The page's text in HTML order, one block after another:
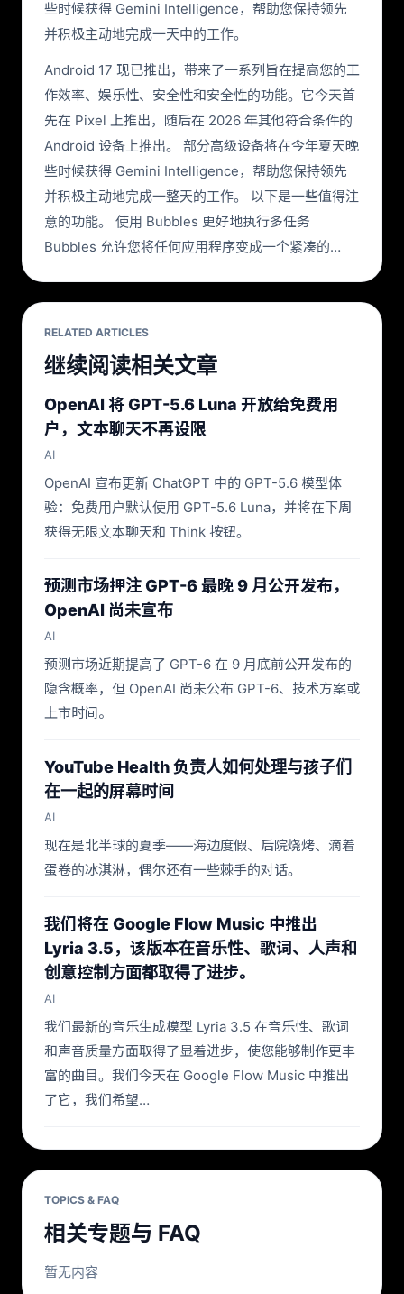
些时候获得 Gemini Intelligence，帮助您保持领先
并积极主动地完成一天中的工作。
Android 17 现已推出，带来了一系列旨在提高您的工
作效率、娱乐性、安全性和安全性的功能。它今天首
先在 Pixel 上推出，随后在 2026 年其他符合条件的
Android 设备上推出。 部分高级设备将在今年夏天晚
些时候获得 Gemini Intelligence，帮助您保持领先
并积极主动地完成一整天的工作。 以下是一些值得注
意的功能。 使用 Bubbles 更好地执行多任务
Bubbles 允许您将任何应用程序变成一个紧凑的…
RELATED ARTICLES
继续阅读相关文章
OpenAI 将 GPT-5.6 Luna 开放给免费用
户，文本聊天不再设限
AI
OpenAI 宣布更新 ChatGPT 中的 GPT-5.6 模型体
验：免费用户默认使用 GPT-5.6 Luna，并将在下周
获得无限文本聊天和 Think 按钮。
预测市场押注 GPT-6 最晚 9 月公开发布，
OpenAI 尚未宣布
AI
预测市场近期提高了 GPT-6 在 9 月底前公开发布的
隐含概率，但 OpenAI 尚未公布 GPT-6、技术方案或
上市时间。
YouTube Health 负责人如何处理与孩子们
在一起的屏幕时间
AI
现在是北半球的夏季——海边度假、后院烧烤、滴着
蛋卷的冰淇淋，偶尔还有一些棘手的对话。
我们将在 Google Flow Music 中推出
Lyria 3.5，该版本在音乐性、歌词、人声和
创意控制方面都取得了进步。
AI
我们最新的音乐生成模型 Lyria 3.5 在音乐性、歌词
和声音质量方面取得了显着进步，使您能够制作更丰
富的曲目。我们今天在 Google Flow Music 中推出
了它，我们希望…
TOPICS & FAQ
相关专题与 FAQ
暂无内容